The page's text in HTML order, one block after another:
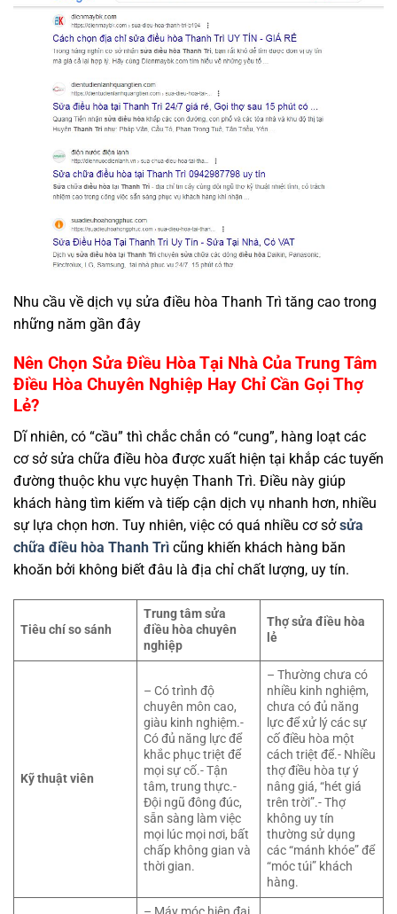
Nhu cầu về dịch vụ sửa điều hòa Thanh Trì tăng cao trong
những năm gần đây
Nên Chọn Sửa Điều Hòa Tại Nhà Của Trung Tâm
Điều Hòa Chuyên Nghiệp Hay Chỉ Cần Gọi Thợ
Lẻ?
Dĩ nhiên, có “cầu” thì chắc chắn có “cung”, hàng loạt các
cơ sở sửa chữa điều hòa được xuất hiện tại khắp các tuyến
đường thuộc khu vực huyện Thanh Trì. Điều này giúp
khách hàng tìm kiếm và tiếp cận dịch vụ nhanh hơn, nhiều
sự lựa chọn hơn. Tuy nhiên, việc có quá nhiều cơ sởsửa
chữa điều hòa Thanh Trì cũng khiến khách hàng băn
khoăn bởi không biết đâu là địa chỉ chất lượng, uy tín.
Tiêu chí so sánh
Trung tâm sửa
điều hòa chuyên
nghiệp
Thợ sửa điều hòa
lẻ
Kỹ thuật viên
– Có trình độ
chuyên môn cao,
giàu kinh nghiệm.-
Có đủ năng lực để
khắc phục triệt để
mọi sự cố.- Tận
tâm, trung thực.-
Đội ngũ đông đúc,
sẵn sàng làm việc
mọi lúc mọi nơi, bất
chấp không gian và
thời gian.
– Thường chưa có
nhiều kinh nghiệm,
chưa có đủ năng
lực để xử lý các sự
cố điều hòa một
cách triệt để.- Nhiều
thợ điều hòa tự ý
nâng giá, “hét giá
trên trời”.- Thợ
không uy tín
thường sử dụng
các “mánh khóe” để
“móc túi” khách
hàng.